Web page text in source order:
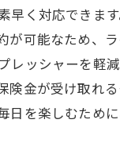
早く対応できま
が可能なため、
レッシャーを軽
険金が受け取れ
日を楽しむため